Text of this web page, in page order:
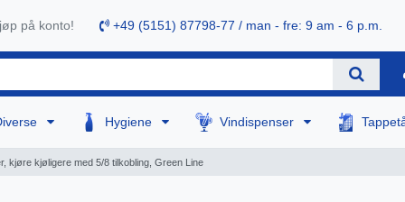
på konto! +49 (5151) 87798-77 / man - fre: 9 am - 6 p.m.
Hygiene Vindispenser
kjøre kjøligere med 5/8 tilkobling, Green Line